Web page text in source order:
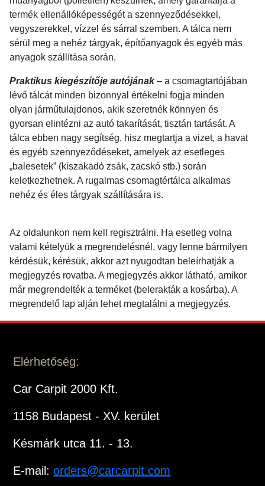
termék ellenállóképességét a szennyeződésekkel,
vegyszerekkel, vízzel és sárral szemben. A tálca nem
sérül meg a nehéz tárgyak, építőanyagok és egyéb más
anyagok szállítása során.
Praktikus kiegészítője autójának– a csomagtartójában
lévő tálcát minden bizonnyal értékelni fogja minden
olyan járműtulajdonos, akik szeretnék könnyen és
gyorsan elintézni az autó takarítását, tisztán tartását. A
tálca ebben nagy segítség, hisz megtartja a vizet, a havat
és egyéb szennyeződéseket, amelyek az esetleges
„balesetek” (kiszakadó zsák, zacskó stb.) során
keletkezhetnek. A rugalmas csomagtértálca alkalmas
nehéz és éles tárgyak szállítására is.
Az oldalunkon nem kell regisztrálni. Ha esetleg volna
valami kételyük a megrendelésnél, vagy lenne bármilyen
kérdésük, kérésük, akkor azt nyugodtan beleírhatják a
megjegyzés rovatba. A megjegyzés akkor látható, amikor
már megrendelték a terméket (belerakták a kosárba). A
megrendelő lap alján lehet megtalálni a megjegyzés.
Elérhetőség:
Car Carpit 2000 Kft.
1158 Budapest - XV. kerület
Késmárk utca 11. - 13.
E-mail:orders@carcarpit.com